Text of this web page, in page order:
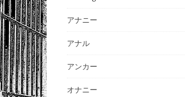
アナニー
アナル
アンカー
オナニー